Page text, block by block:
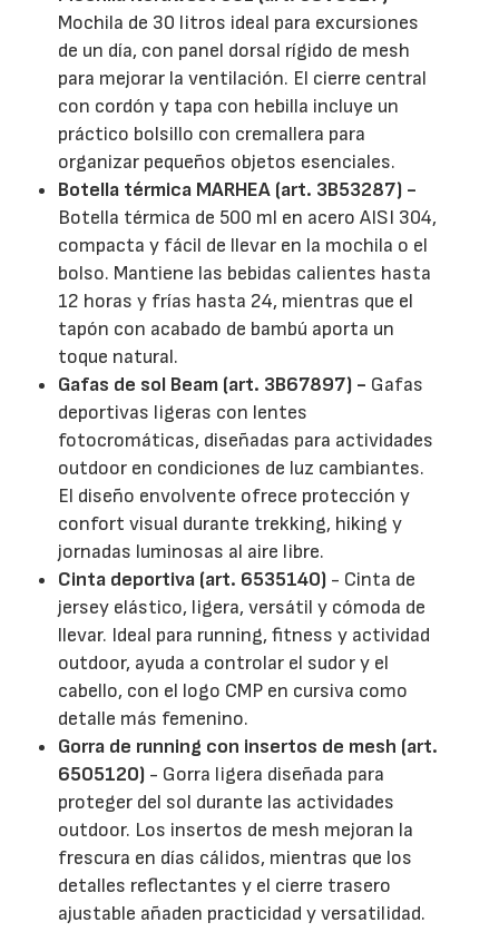
Mochila de 30 litros ideal para excursiones
de un día, con panel dorsal rígido de mesh
para mejorar la ventilación. El cierre central
con cordón y tapa con hebilla incluye un
práctico bolsillo con cremallera para
organizar pequeños objetos esenciales.
Botella térmica MARHEA (art. 3B53287) -
Botella térmica de 500 ml en acero AISI 304,
compacta y fácil de llevar en la mochila o el
bolso. Mantiene las bebidas calientes hasta
12 horas y frías hasta 24, mientras que el
tapón con acabado de bambú aporta un
toque natural.
Gafas de sol Beam (art. 3B67897) - Gafas
deportivas ligeras con lentes
fotocromáticas, diseñadas para actividades
outdoor en condiciones de luz cambiantes.
El diseño envolvente ofrece protección y
confort visual durante trekking, hiking y
jornadas luminosas al aire libre.
Cinta deportiva (art. 6535140) - Cinta de
jersey elástico, ligera, versátil y cómoda de
llevar. Ideal para running, fitness y actividad
outdoor, ayuda a controlar el sudor y el
cabello, con el logo CMP en cursiva como
detalle más femenino.
Gorra de running con insertos de mesh (art.
6505120) - Gorra ligera diseñada para
proteger del sol durante las actividades
outdoor. Los insertos de mesh mejoran la
frescura en días cálidos, mientras que los
detalles reflectantes y el cierre trasero
ajustable añaden practicidad y versatilidad.